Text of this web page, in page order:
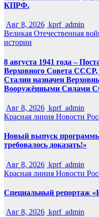
КПРФ.
Авг 8, 2026 kprf_admin
Великая Отечественная
истории
8 августа 1941 года –
Верховного Совета
Сталин назначен
Вооружёнными Силами
Авг 8, 2026 kprf_admin
Красная линия Новости
Новый выпуск
требовалось доказать!»
Авг 8, 2026 kprf_admin
Красная линия Новости
Специальный репортаж
Авг 8, 2026 kprf_admin